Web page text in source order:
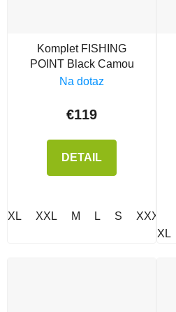
Komplet FISHING
POINT Black Camou
Na dotaz
€119
DETAIL
XL XXL M L S XXXL
XL